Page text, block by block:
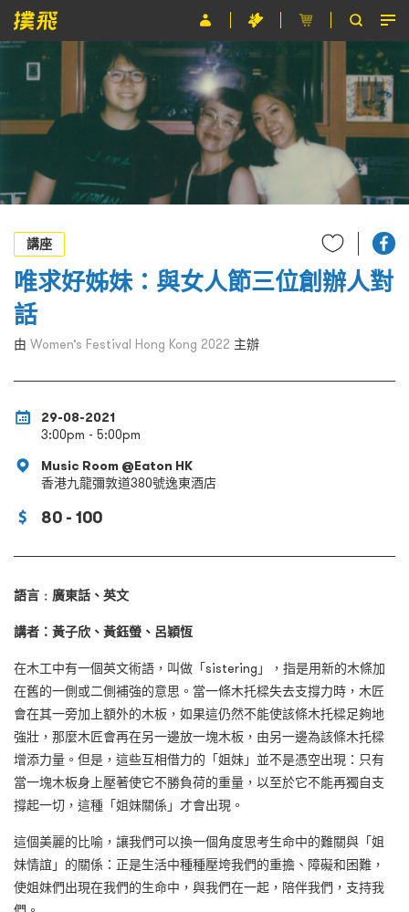
節目
條款及細則
EN
講座
唯求好姊妹：與女人節三位創辦人對
話
由 Women’s Festival Hong Kong 2022 主辦
29-08-2021
3:00pm - 5:00pm
Music Room @Eaton HK
香港九龍彌敦道380號逸東酒店
80 - 100
語言﹕廣東話、英文
講者：黃子欣、黃鈺螢、呂穎恆
在木工中有一個英文術語，叫做「sistering」，指是用新的木條加
在舊的一側或二側補強的意思。當一條木托樑失去支撐力時，木匠
會在其一旁加上額外的木板，如果這仍然不能使該條木托樑足夠地
強壯，那麼木匠會再在另一邊放一塊木板，由另一邊為該條木托樑
增添力量。但是，這些互相借力的「姐妹」並不是憑空出現：只有
當一塊木板身上壓著使它不勝負荷的重量，以至於它不能再獨自支
撐起一切，這種「姐妹關係」才會出現。
這個美麗的比喻，讓我們可以換一個角度思考生命中的難關與「姐
妹情誼」的關係：正是生活中種種壓垮我們的重擔、障礙和困難，
使姐妹們出現在我們的生命中，與我們在一起，陪伴我們，支持我